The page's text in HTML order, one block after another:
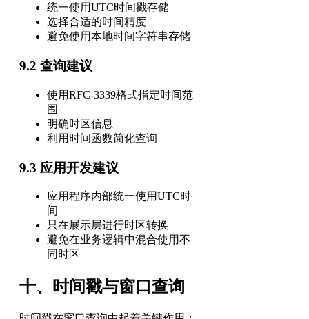
统一使用UTC时间戳存储
选择合适的时间精度
避免使用本地时间字符串存储
9.2 查询建议
使用RFC-3339格式指定时间范
围
明确时区信息
利用时间函数简化查询
9.3 应用开发建议
应用程序内部统一使用UTC时
间
只在展示层进行时区转换
避免在业务逻辑中混合使用不
同时区
十、时间戳与窗口查询